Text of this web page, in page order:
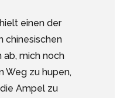
einen der
chinesischen
mich noch
Weg zu hupen,
Ampel zu